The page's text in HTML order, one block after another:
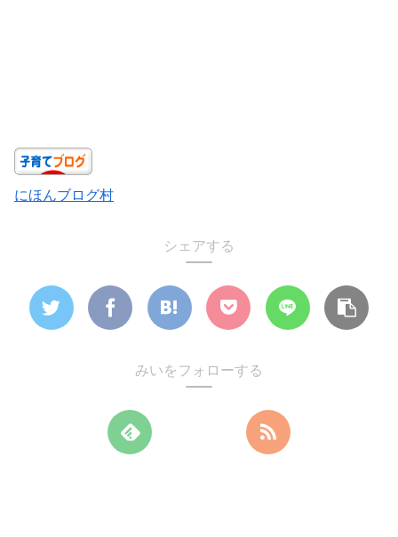
にほんブログ村
シェアする
みいをフォローする